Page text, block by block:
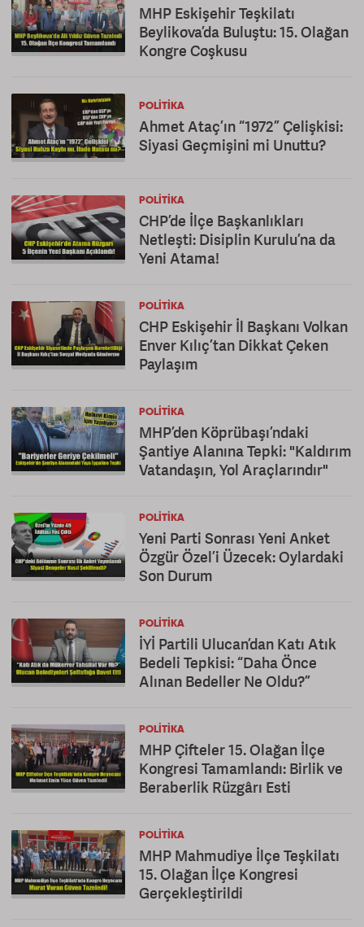
MHP Eskişehir Teşkilatı
Beylikova’da Buluştu: 15. Olağan
Kongre Coşkusu
POLITIKA
Ahmet Ataç’ın “1972” Çelişkisi:
Siyasi Geçmişini mi Unuttu?
POLITIKA
CHP’de İlçe Başkanlıkları
Netleşti: Disiplin Kurulu’na da
Yeni Atama!
POLITIKA
CHP Eskişehir İl Başkanı Volkan
Enver Kılıç’tan Dikkat Çeken
Paylaşım
POLITIKA
MHP’den Köprübaşı’ndaki
Şantiye Alanına Tepki: "Kaldırım
Vatandaşın, Yol Araçlarındır"
POLITIKA
Yeni Parti Sonrası Yeni Anket
Özgür Özel’i Üzecek: Oylardaki
Son Durum
POLITIKA
İYİ Partili Ulucan’dan Katı Atık
Bedeli Tepkisi: “Daha Önce
Alınan Bedeller Ne Oldu?”
POLITIKA
MHP Çifteler 15. Olağan İlçe
Kongresi Tamamlandı: Birlik ve
Beraberlik Rüzgârı Esti
POLITIKA
MHP Mahmudiye İlçe Teşkilatı
15. Olağan İlçe Kongresi
Gerçekleştirildi